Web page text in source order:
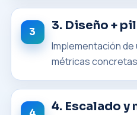
3. Diseño +
Implementación de
métricas
4. Escalado y